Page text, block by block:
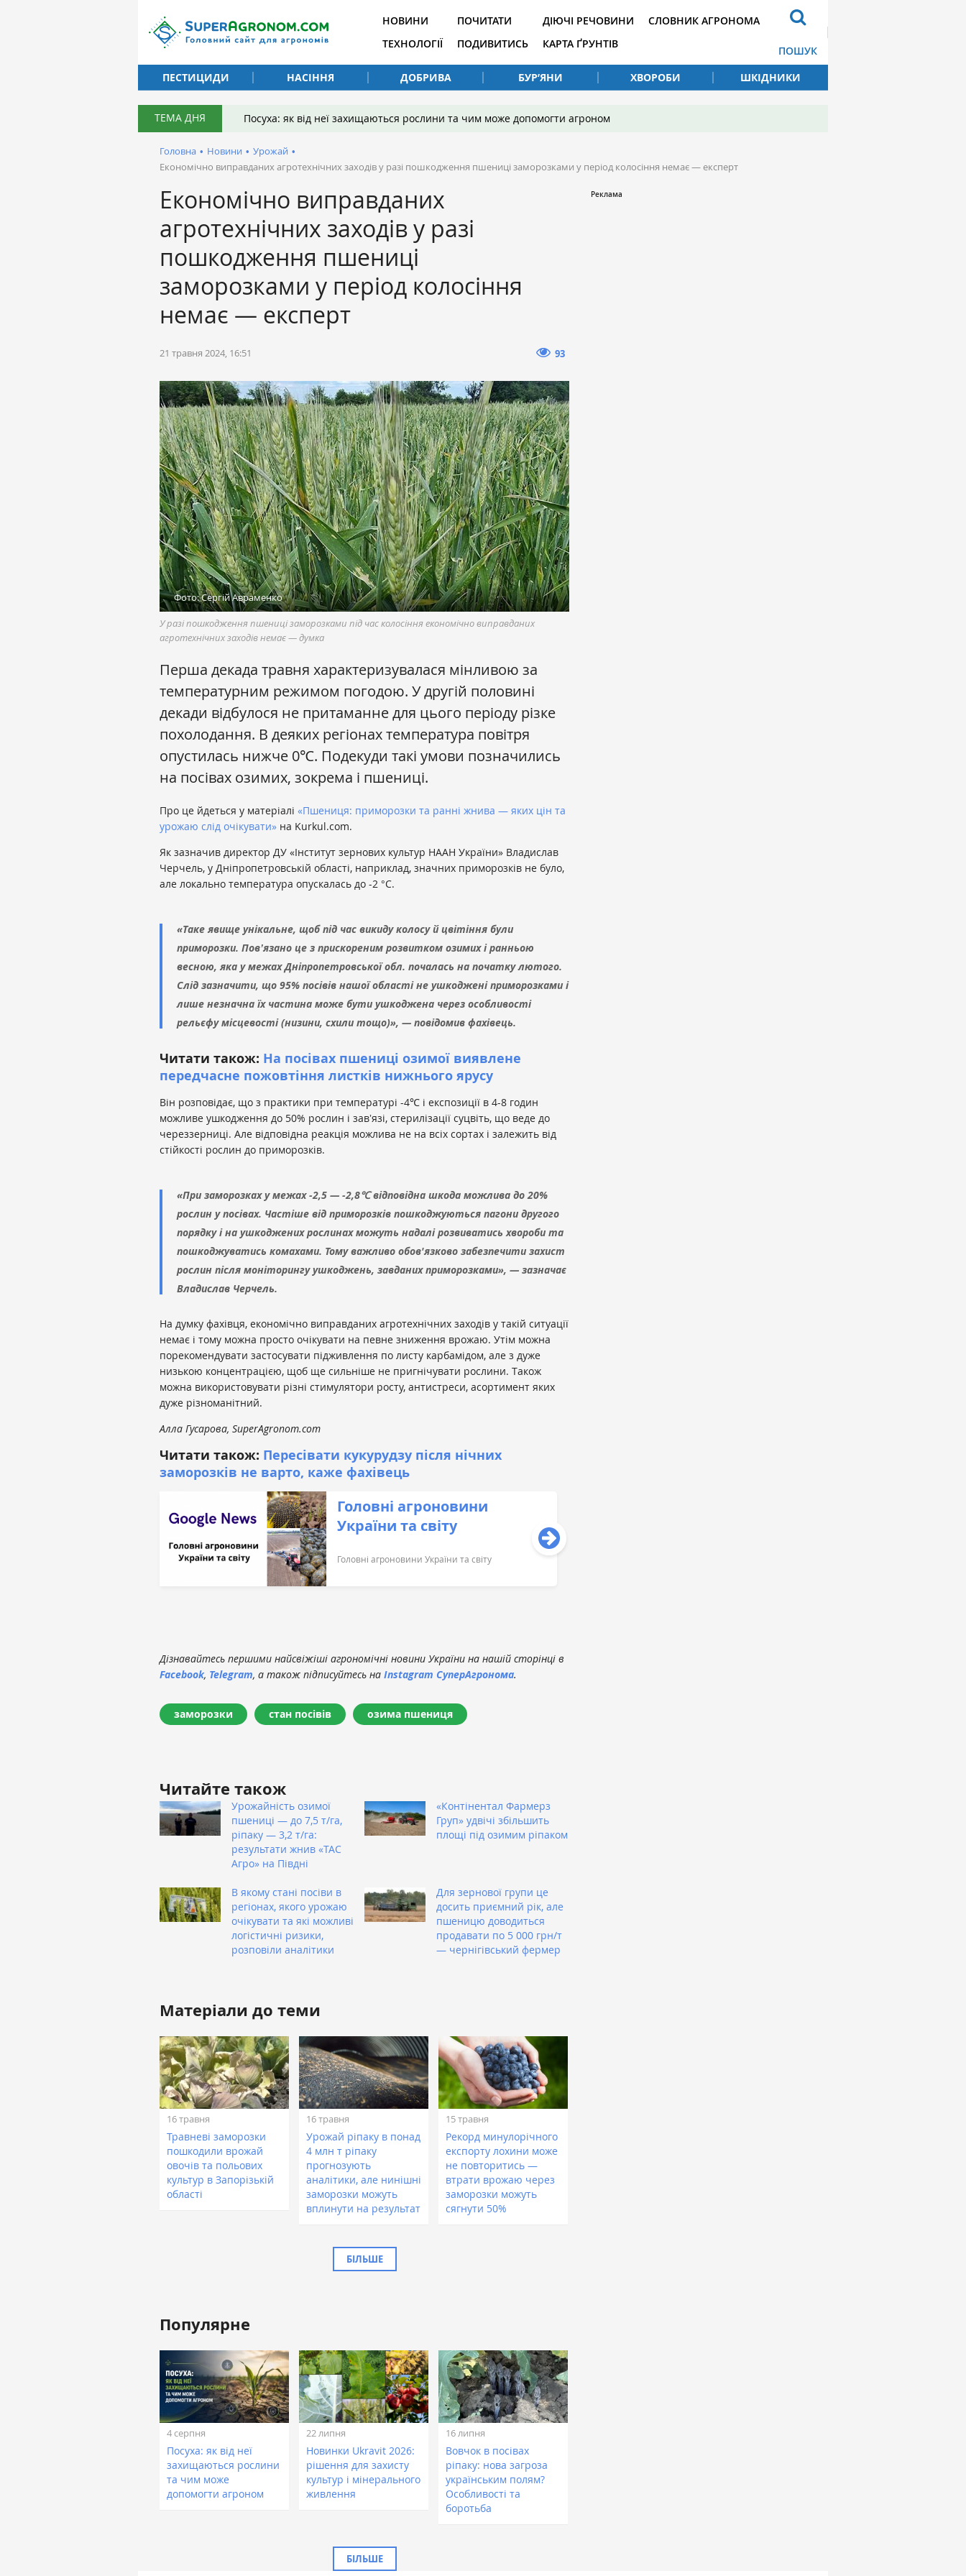
НОВИНИ
ТЕХНОЛОГІЇ
ПОЧИТАТИ
ПОДИВИТИСЬ
ДІЮЧІ РЕЧОВИНИ
КАРТА ҐРУНТІВ
СЛОВНИК АГРОНОМА
ПОШУК
ПЕСТИЦИДИ
НАСІННЯ ДОБРИВА БУР’ЯНИ ХВОРОБИ ШКІДНИКИ
ТЕМА ДНЯ Посуха: як від неї захищаються рослини та чим може допомогти агроном
Головна • Новини • Урожай •
Економічно виправданих агротехнічних заходів у разі пошкодження пшениці заморозками у період колосіння немає — експерт
Економічно виправданих
агротехнічних заходів у разі
пошкодження пшениці
заморозками у період колосіння
немає — експерт
21 травня 2024, 16:51 93
Фото: Сергій Авраменко
У разі пошкодження пшениці заморозками під час колосіння економічно виправданих
агротехнічних заходів немає — думка
Перша декада травня характеризувалася мінливою за
температурним режимом погодою. У другій половині
декади відбулося не притаманне для цього періоду різке
похолодання. В деяких регіонах температура повітря
опустилась нижче 0℃. Подекуди такі умови позначились
на посівах озимих, зокрема і пшениці.
Про це йдеться у матеріалі «Пшениця: приморозки та ранні жнива — яких цін та
урожаю слід очікувати» на Kurkul.com.
Як зазначив директор ДУ «Інститут зернових культур НААН України» Владислав
Черчель, у Дніпропетровській області, наприклад, значних приморозків не було,
але локально температура опускалась до -2 °С.
«Таке явище унікальне, щоб під час викиду колосу й цвітіння були
приморозки. Повʼязано це з прискореним розвитком озимих і ранньою
весною, яка у межах Дніпропетровської обл. почалась на початку лютого.
Слід зазначити, що 95% посівів нашої області не ушкоджені приморозками і
лише незначна їх частина може бути ушкоджена через особливості
рельєфу місцевості (низини, схили тощо)», — повідомив фахівець.
Читати також: На посівах пшениці озимої виявлене
передчасне пожовтіння листків нижнього ярусу
Він розповідає, що з практики при температурі -4℃ і експозиції в 4-8 годин
можливе ушкодження до 50% рослин і завʼязі, стерилізації суцвіть, що веде до
череззерниці. Але відповідна реакція можлива не на всіх сортах і залежить від
стійкості рослин до приморозків.
«При заморозках у межах -2,5 — -2,8℃ відповідна шкода можлива до 20%
рослин у посівах. Частіше від приморозків пошкоджуються пагони другого
порядку і на ушкоджених рослинах можуть надалі розвиватись хвороби та
пошкоджуватись комахами. Тому важливо обов'язково забезпечити захист
рослин після моніторингу ушкоджень, завданих приморозками», — зазначає
Владислав Черчель.
На думку фахівця, економічно виправданих агротехнічних заходів у такій ситуації
немає і тому можна просто очікувати на певне зниження врожаю. Утім можна
порекомендувати застосувати підживлення по листу карбамідом, але з дуже
низькою концентрацією, щоб ще сильніше не пригнічувати рослини. Також
можна використовувати різні стимулятори росту, антистреси, асортимент яких
дуже різноманітний.
Алла Гусарова, SuperAgronom.com
Читати також: Пересівати кукурудзу після нічних
заморозків не варто, каже фахівець
Головні агроновини
України та світу
Головні агроновини України та світу
Дізнавайтесь першими найсвіжіші агрономічні новини України на нашій сторінці в
Facebook, Telegram, а також підписуйтесь на Instagram СуперАгронома.
заморозки стан посівів озима пшениця
Читайте також
Урожайність озимої
пшениці — до 7,5 т/га,
ріпаку — 3,2 т/га:
результати жнив «ТАС
Агро» на Півдні
«Контінентал Фармерз
Груп» удвічі збільшить
площі під озимим ріпаком
В якому стані посіви в
регіонах, якого урожаю
очікувати та які можливі
логістичні ризики,
розповіли аналітики
Для зернової групи це
досить приємний рік, але
пшеницю доводиться
продавати по 5 000 грн/т
— чернігівський фермер
Матеріали до теми
16 травня
Травневі заморозки
пошкодили врожай
овочів та польових
культур в Запорізькій
області
16 травня
Урожай ріпаку в понад
4 млн т ріпаку
прогнозують
аналітики, але нинішні
заморозки можуть
вплинути на результат
15 травня
Рекорд минулорічного
експорту лохини може
не повторитись —
втрати врожаю через
заморозки можуть
сягнути 50%
БІЛЬШЕ
Популярне
4 серпня
Посуха: як від неї
захищаються рослини
та чим може
допомогти агроном
22 липня
Новинки Ukravit 2026:
рішення для захисту
культур і мінерального
живлення
16 липня
Вовчок в посівах
ріпаку: нова загроза
українським полям?
Особливості та
боротьба
БІЛЬШЕ